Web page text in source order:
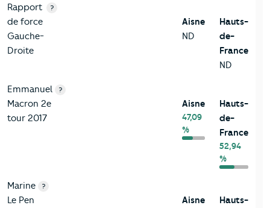
Rapport
de force
Gauche-
Droite
?
Aisne
ND
Hauts-
de-
France
ND
Emmanuel
Macron 2e
tour 2017
?
Aisne
47,09
%
Hauts-
de-
France
52,94
%
Marine
Le Pen
?
Aisne
Hauts-